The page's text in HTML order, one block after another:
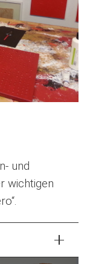
und
wichtigen